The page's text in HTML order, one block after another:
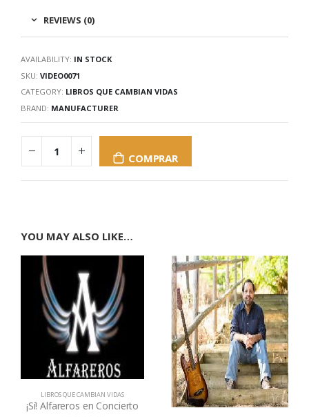
REVIEWS (0)
AVAILABILITY: IN STOCK
SKU: VIDEO0071
CATEGORY: LIBROS QUE CAMBIAN VIDAS
BRAND: MANUFACTURER
COMPRAR
YOU MAY ALSO LIKE…
LIBROS QUE CAMBIAN VIDAS
¡Sí! Alfareros en Concierto